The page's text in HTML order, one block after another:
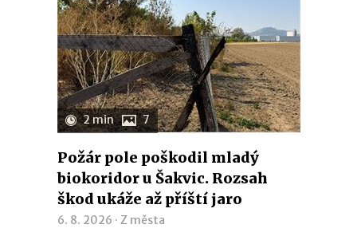
2 min 7
Požár pole poškodil mladý
biokoridor u Šakvic. Rozsah
škod ukáže až příští jaro
6. 8. 2026 · Z města